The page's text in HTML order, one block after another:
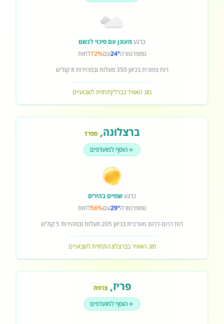
כרגעמעונן עם סיכוי לגשם
טמפרטורה24°עם72%לחות
רוחצפוניתבכיוון350מעלות ובמהירות8קמ"ש
מזג האוויר בברליןתחזית לשבועיים
ברצלונה, ספרד
הוסף למועדפים
כרגעשמיים בהירים
טמפרטורה29°עם56%לחות
רוח דרום-דרום מערביתבכיוון 205מעלות ובמהירות 5 קמ"ש
מזג האוויר בברצלונהתחזית לשבועיים
פריז,צרפת
הוסף למועדפים